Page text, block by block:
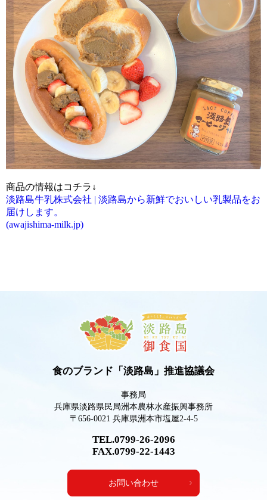
商品の情報はコチラ↓
淡路島牛乳株式会社 | 淡路島から新鮮でおいしい乳製品をお
届けします。
(awajishima-milk.jp)
食のブランド「淡路島」推進協議会
事務局
兵庫県淡路県民局洲本農林水産振興事務所
〒656-0021 兵庫県洲本市塩屋2-4-5
TEL.0799-26-2096
FAX.0799-22-1443
お問い合わせ